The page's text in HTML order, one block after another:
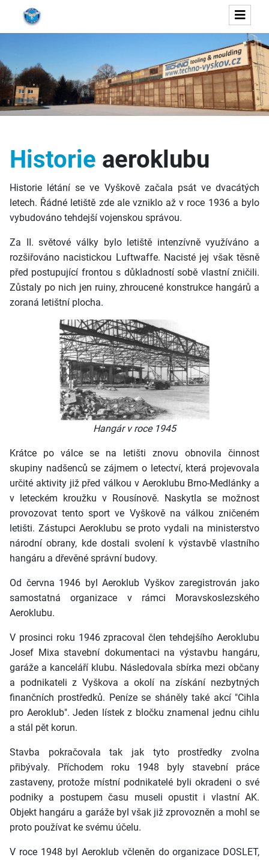
Historie aeroklubu
Historie létání se ve Vyškově začala psát ve dvacátých
letech. Řádné letiště zde ale vzniklo až v roce 1936 a bylo
vybudováno tehdejší vojenskou správou.
Za II. světové války bylo letiště intenzívně využíváno a
rozšiřováno nacistickou Luftwaffe. Nacisté jej však těsně
před postupující frontou s důkladností sobě vlastní zničili.
Zůstaly po nich jen ruiny, zhroucené konstrukce hangárů a
zoraná letištní plocha.
Hangár v roce 1945
Krátce po válce se na letišti znovu obnovila činnost
skupiny nadšenců se zájmem o letectví, která projevovala
určité aktivity již před válkou v Aeroklubu Brno-Medlánky a
v leteckém kroužku v Rousínově. Naskytla se možnost
provozovat tento sport ve Vyškově na válkou zničeném
letišti. Zástupci Aeroklubu se proto vydali na ministerstvo
národní obrany, kde dostali svolení k výstavbě vlastního
hangáru a dřevěné správní budovy.
Od června 1946 byl Aeroklub Vyškov zaregistrován jako
samostatná organizace v rámci Moravskoslezského
Aeroklubu.
V prosinci roku 1946 zpracoval člen tehdejšího Aeroklubu
Josef Mixa stavební dokumentaci na výstavbu hangáru,
garáže a kanceláří klubu. Následovala sbírka mezi občany
a podnikateli z Vyškova a okolí na získání nezbytných
finančních prostředků. Peníze se sháněly také akcí "Cihla
pro Aeroklub". Jeden lístek z bločku znamenal jednu cihlu
a stál pět korun.
Stavba pokračovala tak jak tyto prostředky zvolna
přibývaly. Příchodem roku 1948 byly stavební práce
zastaveny, protože místní podnikatelé byli okradeni o své
podniky a postupem času museli opustit i vlastní AK.
Objekt hangáru a garáže byl však již zprovozněn a mohl se
proto používat ke svému účelu.
V roce 1948 byl Aeroklub včleněn do organizace DOSLET,